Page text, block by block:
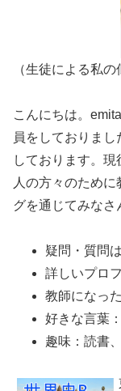
（生徒による私
こんにちは。
員をしておりま
しております。
人の方々のため
グを通じてみなさ
疑問・質問は
詳しいプロ
教師になっ
好きな言葉
趣味：読書